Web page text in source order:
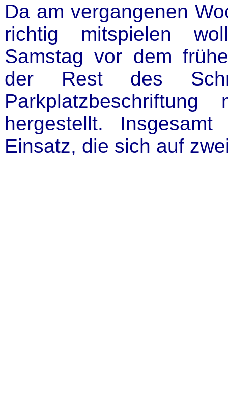
Da am vergangenen
richtig mitspielen
Samstag vor dem
der Rest des
hergestellt.
Einsatz, die sich auf